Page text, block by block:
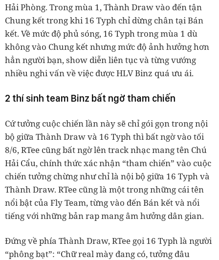
Hải Phòng. Trong mùa 1, Thành Draw vào đến tận
Chung kết trong khi 16 Typh chỉ dừng chân tại Bán
kết. Về mức độ phủ sóng, 16 Typh trong mùa 1 dù
không vào Chung kết nhưng mức độ ảnh hưởng hơn
hẳn người bạn, show diễn liên tục và từng vướng
nhiều nghi vấn về việc được HLV Binz quá ưu ái.
2 thí sinh team Binz bất ngờ tham chiến
Cứ tưởng cuộc chiến lần này sẽ chỉ gói gọn trong nội
bộ giữa Thành Draw và 16 Typh thì bất ngờ vào tối
8/6, RTee cũng bất ngờ lên track nhạc mang tên Chú
Hải Cẩu, chính thức xác nhận “tham chiến” vào cuộc
chiến tưởng chừng như chỉ là nội bộ giữa 16 Typh và
Thành Draw. RTee cũng là một trong những cái tên
nổi bật của Fly Team, từng vào đến Bán kết và nổi
tiếng với những bản rap mang âm hưởng dân gian.
Đứng về phía Thành Draw, RTee gọi 16 Typh là người
“phông bạt”: “Chữ real mày đang có, tưởng đâu